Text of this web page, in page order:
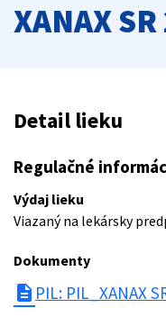
XANAX
Detail lieku
Regulačné
Výdaj lieku
Viazaný na lekársky
Dokumenty
description PIL: PIL_XANAX